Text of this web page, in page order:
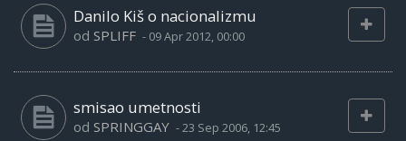
Danilo Kiš o nacionalizmu
od SPLIFF - 09 Apr 2012, 00:00
smisao umetnosti
od SPRINGGAY -23 Sep 2006, 12:45